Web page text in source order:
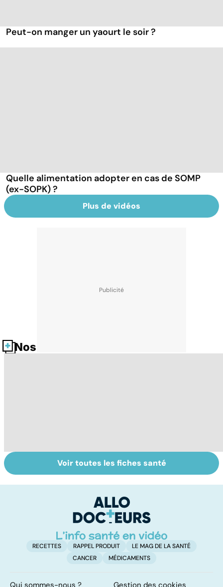
Peut-on manger un yaourt le soir ?
Quelle alimentation adopter en cas de SOMP
(ex-SOPK) ?
Plus de vidéos
Nos fiches santé
Tout savoir sur
les infections
Inflammation des
amygdales : que
d'angine ?
Voir toutes les fiches santé
RECETTES RAPPEL PRODUIT
LE MAG DE LA SANTÉ
CANCER
MÉDICAMENTS
Qui sommes-nous ? Gestion des cookies